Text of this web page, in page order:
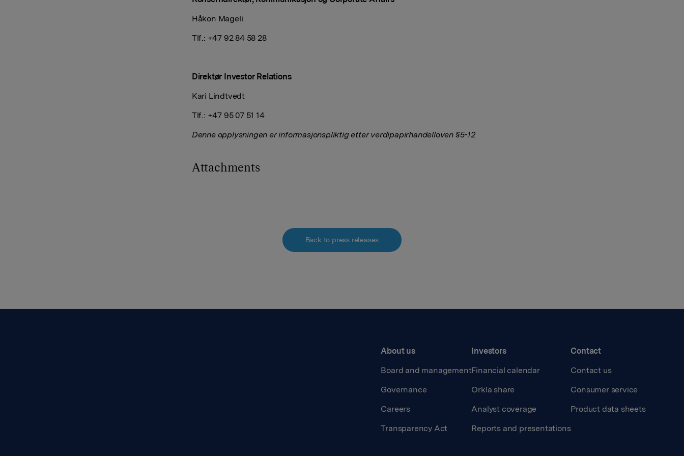
Håkon Mageli
Tlf.: +47 92 84 58 28
Direktør Investor Relations
Kari Lindtvedt
Tlf.: +47 95 07 51 14
Denne opplysningen er informasjonspliktig etter verdipapirhandelloven §5-12
Attachments
Back to press releases
About us
Board and management
Governance
Careers
Transparency Act
Investors
Financial calendar
Orkla share
Analyst coverage
Reports and presentations
Contact
Contact us
Consumer service
Product data sheets